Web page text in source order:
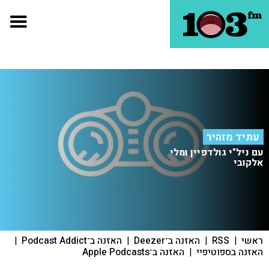
עתיד מזהיר
עם ניל"י גולדפיין ומלי
אלקובי
ראשי |
RSS
| האזנה ב־Deezer | האזנה ב־Podcast Addict |
האזנה בספוטיפיי | האזנה ב־Apple Podcasts